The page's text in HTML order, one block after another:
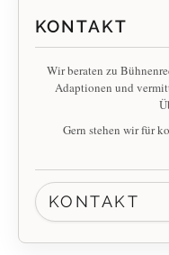
KONTAKT
Wir beraten zu
Adaptionen und
Gern stehen wir für
KONTAKT